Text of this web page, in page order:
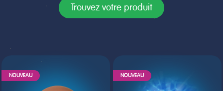
Trouvez votre produit
NOUVEAU NOUVEAU